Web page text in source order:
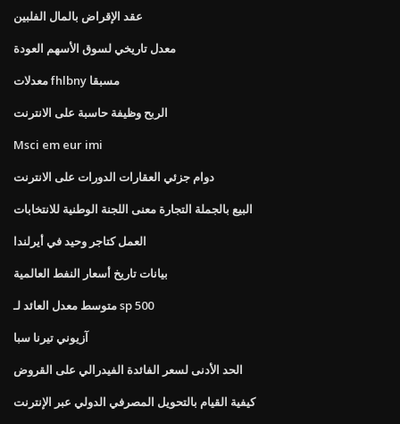
عقد الإقراض بالمال الفلبين
معدل تاريخي لسوق الأسهم العودة
معدلات fhlbny مسبقا
الربح وظيفة حاسبة على الانترنت
Msci em eur imi
دوام جزئي العقارات الدورات على الانترنت
البيع بالجملة التجارة معنى اللجنة الوطنية للانتخابات
العمل كتاجر وحيد في أيرلندا
بيانات تاريخ أسعار النفط العالمية
متوسط ​​معدل العائد لـ sp 500
آزيوني تيرنا سبا
الحد الأدنى لسعر الفائدة الفيدرالي على القروض
كيفية القيام بالتحويل المصرفي الدولي عبر الإنترنت